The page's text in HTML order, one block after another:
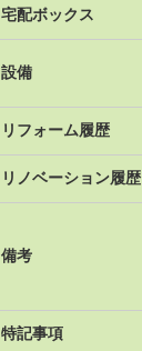
宅配ボックス
設備
リフォーム履歴
リノベーション履歴
備考
特記事項